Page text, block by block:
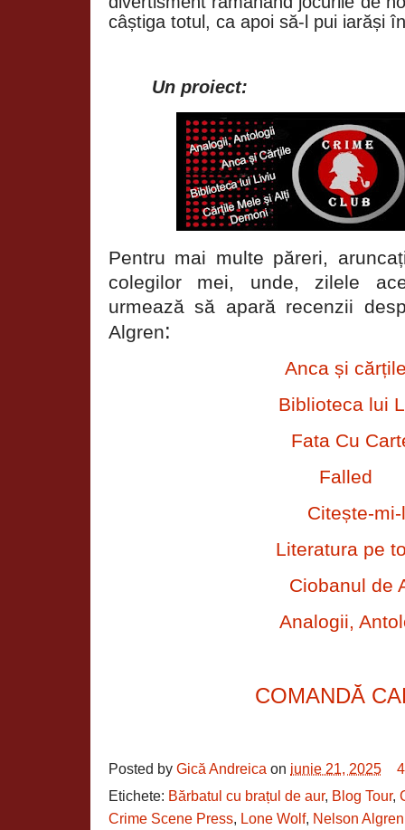
câștiga totul, ca apoi să-l pui iarăși
Un proiect:
Pentru mai multe păreri,
colegilor mei, unde, zilele
urmează să apară recenzii
Algren:
Anca și
Biblioteca lui
Fata Cu
Falled
Citește-
Literatura pe
Ciobanul de
Analogii,
COMANDĂ
Posted by Gică Andreica on iunie 21, 2025
Etichete: Bărbatul cu brațul de aur, Blog Tour,
Crime Scene Press, Lone Wolf, Nelson Algren